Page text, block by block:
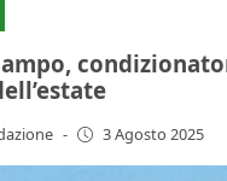
- 3 Agosto 2025